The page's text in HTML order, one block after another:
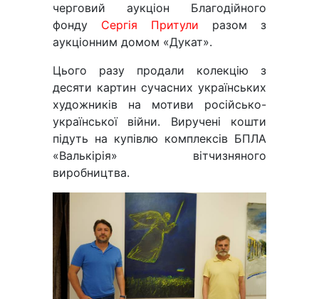
черговий аукціон Благодійного
фонду Сергія Притули разом з
аукціонним домом «Дукат».
Цього разу продали колекцію з
десяти картин сучасних українських
художників на мотиви російсько-
української війни. Виручені кошти
підуть на купівлю комплексів БПЛА
«Валькірія» вітчизняного
виробництва.